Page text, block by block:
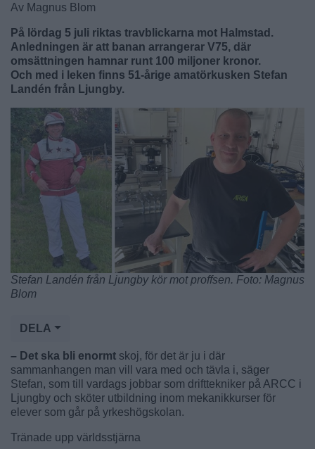
Av Magnus Blom
På lördag 5 juli riktas travblickarna mot Halmstad.
Anledningen är att banan arrangerar V75, där
omsättningen hamnar runt 100 miljoner kronor.
Och med i leken finns 51-årige amatörkusken Stefan
Landén från Ljungby.
Stefan Landén från Ljungby kör mot proffsen. Foto: Magnus
Blom
DELA
– Det ska bli enormt skoj, för det är ju i där
sammanhangen man vill vara med och tävla i, säger
Stefan, som till vardags jobbar som drifttekniker på ARCC i
Ljungby och sköter utbildning inom mekanikkurser för
elever som går på yrkeshögskolan.
Tränade upp världsstjärna